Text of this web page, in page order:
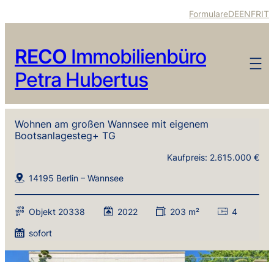
FormulareDEENFRIT
RECO Immobilienbüro
Petra Hubertus
Wohnen am großen Wannsee mit eigenem
Bootsanlagesteg+ TG
14195 Berlin – Wannsee
Kaufpreis: 2.615.000 €
Objekt 20338 2022 203 m² 4
sofort